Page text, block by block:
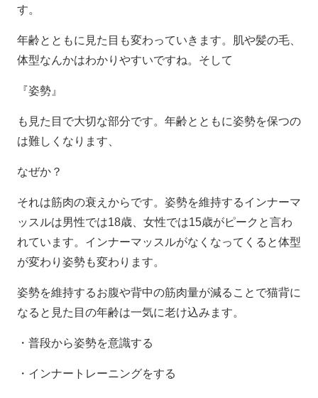
す。
年齢とともに見た目も変わっていきます。肌や髪の毛、
体型なんかはわかりやすいですね。そして
『姿勢』
も見た目で大切な部分です。年齢とともに姿勢を保つの
は難しくなります、
なぜか？
それは筋肉の衰えからです。姿勢を維持するインナーマ
ッスルは男性では18歳、女性では15歳がピークと言わ
れています。インナーマッスルがなくなってくると体型
が変わり姿勢も変わります。
姿勢を維持するお腹や背中の筋肉量が減ることで猫背に
なると見た目の年齢は一気に老け込みます。
・普段から姿勢を意識する
・インナートレーニングをする